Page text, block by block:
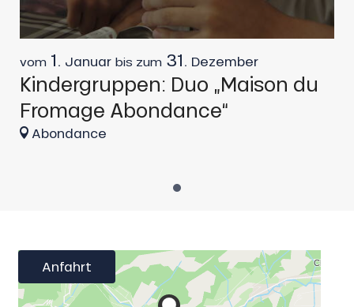
vom 1. Januar bis zum 31. Dezember
Kindergruppen: Duo „Maison du
Fromage Abondance“
Abondance
Anfahrt